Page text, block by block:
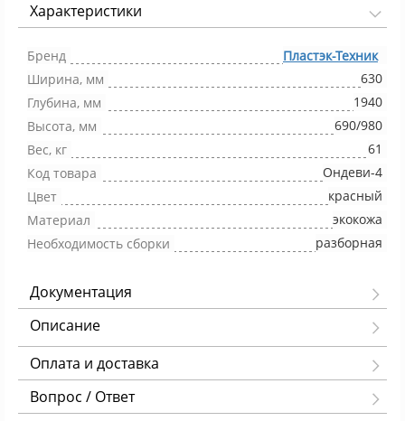
Характеристики
Бренд
Пластэк-Техник
Ширина, мм
630
Глубина, мм
1940
Высота, мм
690/980
Вес, кг
61
Код товара
Ондеви-4
Цвет
красный
Материал
экокожа
Необходимость сборки
разборная
Документация
Описание
Оплата и доставка
Вопрос / Ответ